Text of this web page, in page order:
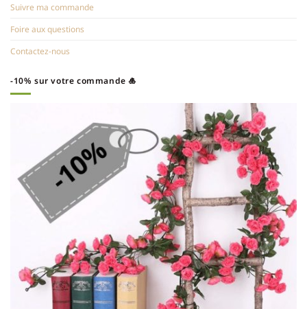
Suivre ma commande
Foire aux questions
Contactez-nous
-10% sur votre commande 🎍